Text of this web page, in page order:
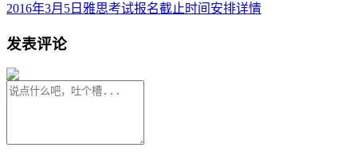
2016年3月5日雅思考试报名截止时间安排详情
发表评论